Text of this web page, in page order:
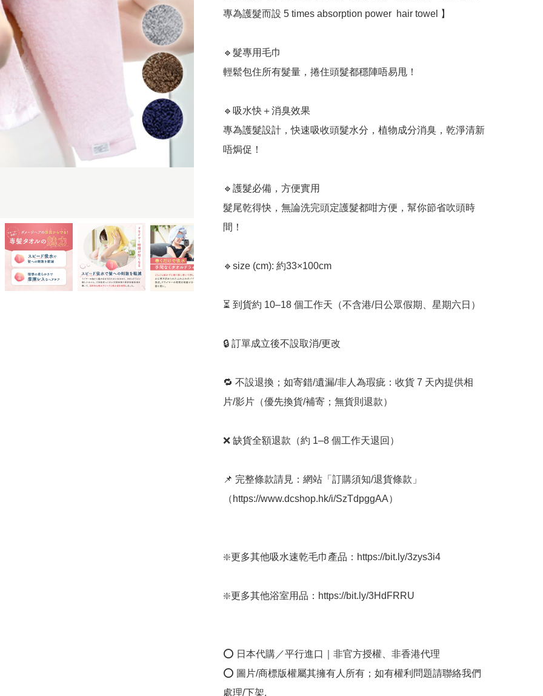
專為護髮而設 5 times absorption power  hair towel 】﻿
🔹髮專用毛巾
輕鬆包住所有髮量，捲住頭髮都穩陣唔易甩！
🔹吸水快＋消臭效果
專為護髮設計，快速吸收頭髮水分，植物成分消臭，乾淨清新
唔焗促！
🔹護髮必備，方便實用
髮尾乾得快，無論洗完頭定護髮都咁方便，幫你節省吹頭時
間！
🔹size (cm): 約33×100cm
⏳ 到貨約 10–18 個工作天（不含港/日公眾假期、星期六日）
🔒 訂單成立後不設取消/更改
🔁 不設退換；如寄錯/遺漏/非人為瑕疵：收貨 7 天內提供相
片/影片（優先換貨/補寄；無貨則退款）
❌ 缺貨全額退款（約 1–8 個工作天退回）
📌 完整條款請見：網站「訂購須知/退貨條款」
（https://www.dcshop.hk/i/SzTdpggAA）
❇️更多其他吸水速乾毛巾產品：https://bit.ly/3zys3i4
❇️更多其他浴室用品：https://bit.ly/3HdFRRU
⭕ 日本代購／平行進口｜非官方授權、非香港代理
⭕ 圖片/商標版權屬其擁有人所有；如有權利問題請聯絡我們
處理/下架.